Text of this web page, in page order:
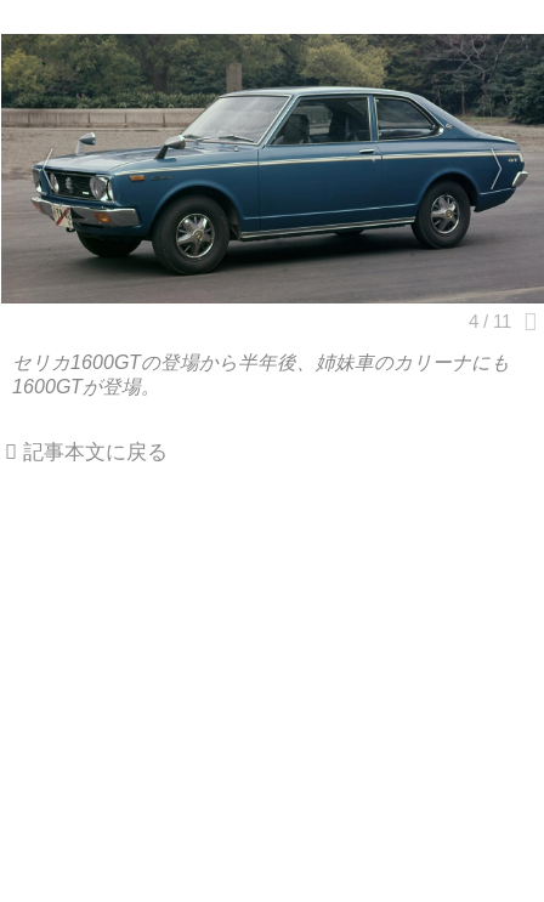
セリカ1600GTの登場から半年後、姉妹車のカリーナにも
1600GTが登場。
記事本文に戻る